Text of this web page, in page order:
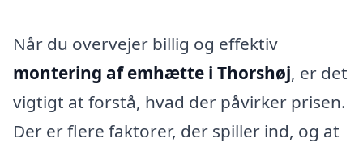
Når du overvejer billig og effektiv
montering af emhætte i Thorshøj, er det
vigtigt at forstå, hvad der påvirker prisen.
Der er flere faktorer, der spiller ind, og at